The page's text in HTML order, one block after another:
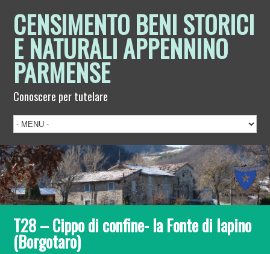
CENSIMENTO BENI STORICI
E NATURALI APPENNINO
PARMENSE
Conoscere per tutelare
T28 – Cippo di confine- la Fonte di Iapino
(Borgotaro)